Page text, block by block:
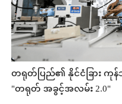
တရုတ်ပြည်၏ နိုင်ငံခြား ကု
"တရုတ် အခွင့်အလမ်း 2.0"